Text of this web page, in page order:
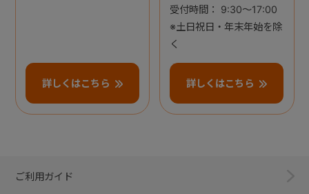
詳しくはこちら
受付時間： 9:30～17:00
※土日祝日・年末年始を除
く
詳しくはこちら
ご利用ガイド